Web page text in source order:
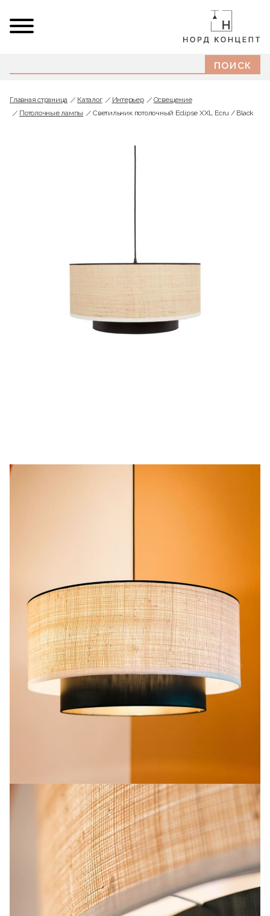
Главная страница Каталог Интерьер
Освещение
Потолочные лампы
Светильник потолочный Eclipse XXL Ecru / Black